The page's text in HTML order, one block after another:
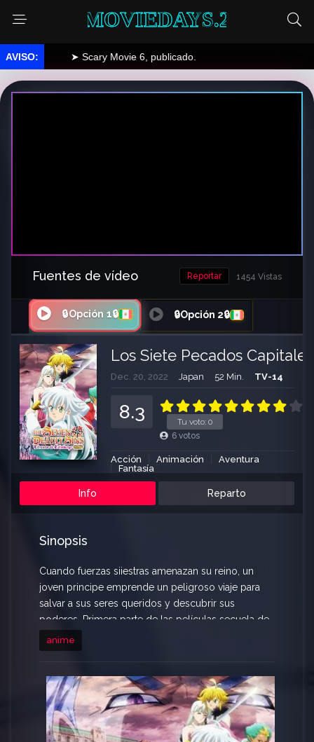
MOVIEDAYS.2
➤ Scary Movie 6, publicado.
Fuentes de vídeo 1454 Vistas
Reportar
🔒Opción 1🔒 🔒Opción 2🔒
Los Siete Pecados
Dec. 20, 2022 Japan 52 Min. TV-14
Tu voto: 0
8.3
6 votos
Acción Animación
Aventura
Fantasía
Info Reparto
Sinopsis
Cuando fuerzas siiestras amenazan su reino, un
joven principe emprende un peligroso viaje para
salvar a sus seres queridos y descubrir sus
poderes. Primera parte de las películas secuela de
la serie anime «The Seven Deadly Sins», tras los
eventos sucedidos en «The Seven Deadly Sins:
Meliodas, Tristan.
anime